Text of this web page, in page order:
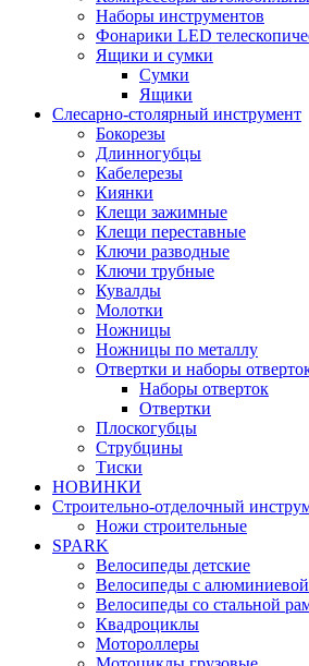
Наборы инструментов
Фонарики LED
Ящики и сумки
Сумки
Ящики
Cлесарно-столярный инструмент
Бокорезы
Длинногубцы
Кабелерезы
Киянки
Клещи зажимные
Клещи переставные
Ключи разводные
Ключи трубные
Кувалды
Молотки
Ножницы
Ножницы по металлу
Отвертки и наборы
Наборы отверток
Отвертки
Плоскогубцы
Струбцины
Тиски
НОВИНКИ
Строительно-отделочный
Ножи строительные
SPARK
Велосипеды детские
Велосипеды с
Велосипеды со стальной
Квадроциклы
Мотороллеры